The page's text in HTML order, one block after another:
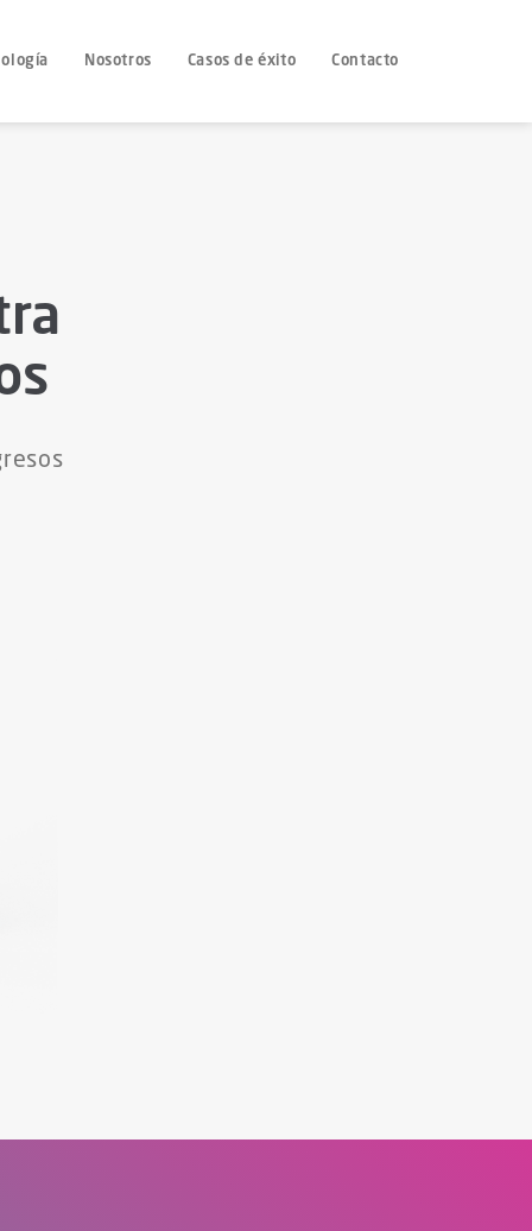
Nosotros Casos de éxito Contacto